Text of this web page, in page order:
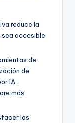
reduce la
sea accesible
de
de
IA,
más
las